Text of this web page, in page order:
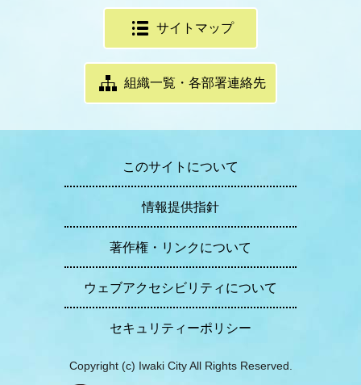
サイトマップ
組織一覧・各部署連絡先
このサイトについて
情報提供指針
著作権・リンクについて
ウェブアクセシビリティについて
セキュリティーポリシー
Copyright (c) Iwaki City All Rights Reserved.